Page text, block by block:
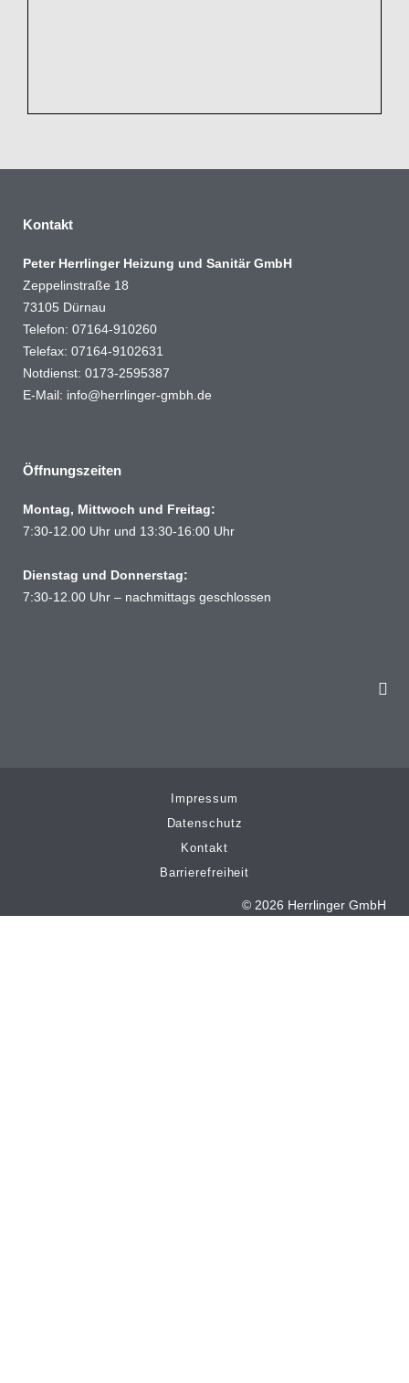
Kontakt
Peter Herrlinger Heizung und Sanitär GmbH
Zeppelinstraße 18
73105 Dürnau
Telefon: 07164-910260
Telefax: 07164-9102631
Notdienst: 0173-2595387
E-Mail: info@herrlinger-gmbh.de
Öffnungszeiten
Montag, Mittwoch und Freitag:
​​​​7:30-12.00 Uhr und 13:30-16:00 Uhr
Dienstag und Donnerstag:
7:30-12.00 Uhr – nachmittags geschlossen
Impressum
Datenschutz
Kontakt
Barrierefreiheit
© 2026 Herrlinger GmbH